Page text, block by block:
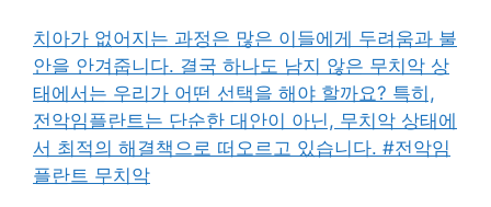
치아가 없어지는 과정은 많은 이들에게 두려움과 불
안을 안겨줍니다. 결국 하나도 남지 않은 무치악 상
태에서는 우리가 어떤 선택을 해야 할까요? 특히,
전악임플란트는 단순한 대안이 아닌, 무치악 상태에
서 최적의 해결책으로 떠오르고 있습니다. #전악임
플란트 무치악